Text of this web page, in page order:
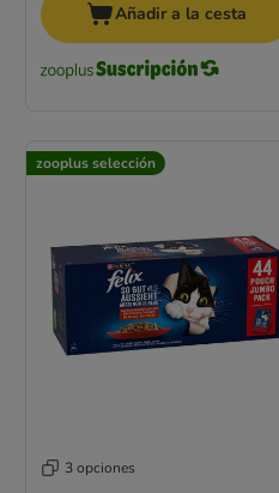
Añadir a la cesta
zooplus selección
3 opciones